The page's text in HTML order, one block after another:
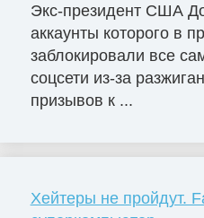
Экс-президент США
аккаунты которого в
заблокировали все
соцсети из-за
призывов к ...
Хейтеры не пройдут.